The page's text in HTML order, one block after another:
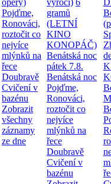
opery)
Pojďme,
Ronováci,
roztočit co
nejvíce
mlýnků na
řece
Doubravě
Cvičení v
bazénu
Zobrazit
všechny
záznamy
ze dne
výročí) 6
gramů
(LETNÍ
KINO
KONOPÁČ)
Benátská noc
pátek 7.8.
Benátská noc
Pojďme,
Ronováci,
roztočit co
nejvíce
mlýnků na
řece
Doubravě
Cvičení v
bazénu